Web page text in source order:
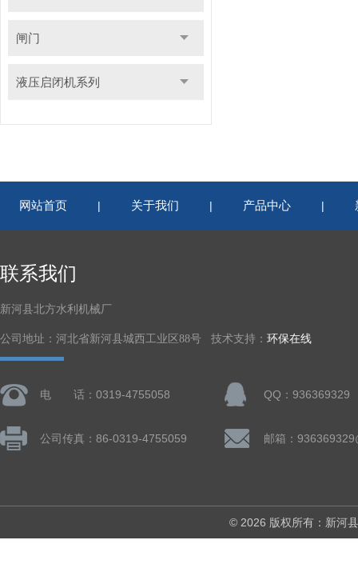
闸门
液压启闭机系列
网站首页 | 关于我们 | 产品中心 |
联系我们
新河县北方水利机械厂
公司地址：河北省新河县城西工业区88号 技术支持： 环保在线
电 话：0319-4755058 QQ：936369329
公司传真：86-0319-4755059 邮箱：
© 2026 版权所有：新河